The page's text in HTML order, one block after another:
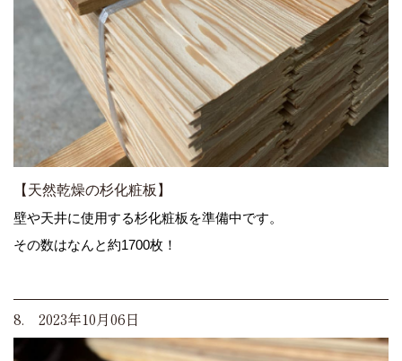
【天然乾燥の杉化粧板】
壁や天井に使用する杉化粧板を準備中です。
その数はなんと約1700枚！
8. 2023年10月06日